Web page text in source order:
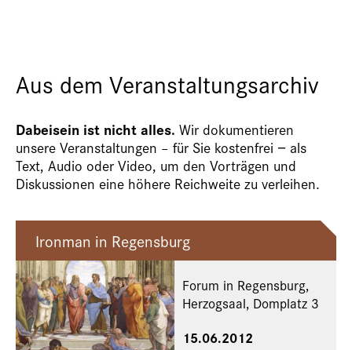
Aus dem Veranstaltungsarchiv
Dabeisein ist nicht alles. Wir dokumentieren
unsere Veranstaltungen – für Sie kostenfrei − als
Text, Audio oder Video, um den Vorträgen und
Diskussionen eine höhere Reichweite zu verleihen.
Ironman in Regensburg
Forum in Regensburg,
Herzogsaal, Domplatz 3
15.06.2012